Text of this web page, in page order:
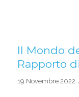
Il Mondo
Rapporto
19 Novembre 2022